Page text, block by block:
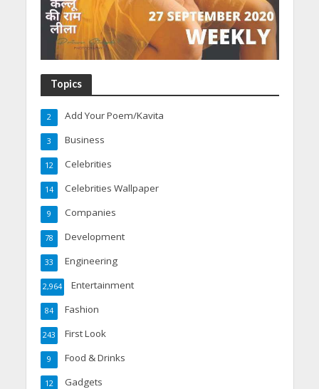
Topics
Add Your Poem/Kavita
2
Business
3
Celebrities
12
Celebrities Wallpaper
14
Companies
9
Development
78
Engineering
33
Entertainment
2,964
Fashion
84
First Look
243
Food & Drinks
9
Gadgets
12